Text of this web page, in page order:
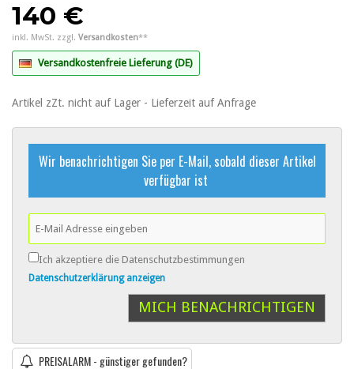
140 €
inkl. MwSt. zzgl. Versandkosten**
Versandkostenfreie Lieferung (DE)
Artikel zZt. nicht auf Lager - Lieferzeit auf Anfrage
Wir benachrichtigen Sie per E-Mail, sobald dieser Artikel
verfügbar ist
Ich akzeptiere die Datenschutzbestimmungen
Datenschutzerklärung anzeigen
MICH BENACHRICHTIGEN
PREISALARM - günstiger gefunden?